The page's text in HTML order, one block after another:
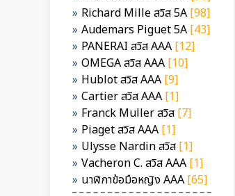
Richard Mille สวิส 5A [98]
Audemars Piguet 5A [43]
PANERAI สวิส AAA [12]
OMEGA สวิส AAA [10]
Hublot สวิส AAA [9]
Cartier สวิส AAA [1]
Franck Muller สวิส [7]
Piaget สวิส AAA [1]
Ulysse Nardin สวิส [1]
Vacheron C. สวิส AAA [1]
นาฬิกาข้อมือหญิง AAA [65]